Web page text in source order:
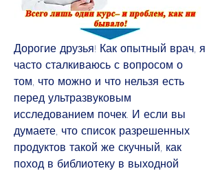
Дорогие друзья! Как опытный врач, я
часто сталкиваюсь с вопросом о
том, что можно и что нельзя есть
перед ультразвуковым
исследованием почек. И если вы
думаете, что список разрешенных
продуктов такой же скучный, как
поход в библиотеку в выходной